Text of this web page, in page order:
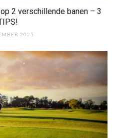
2 verschillende banen – 3
2025